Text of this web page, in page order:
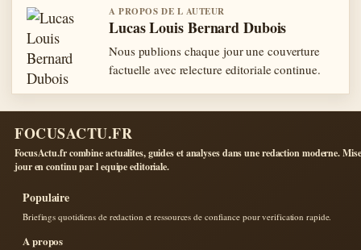
A PROPOS DE L AUTEUR
Lucas Louis Bernard Dubois
Nous publions chaque jour une couverture
factuelle avec relecture editoriale continue.
FOCUSACTU.FR
FocusActu.fr combine actualites, guides et analyses dans une redaction moderne.
jour en continu par l equipe editoriale.
Populaire
Briefings quotidiens de redaction et ressources de confiance pour verification rapide.
A propos